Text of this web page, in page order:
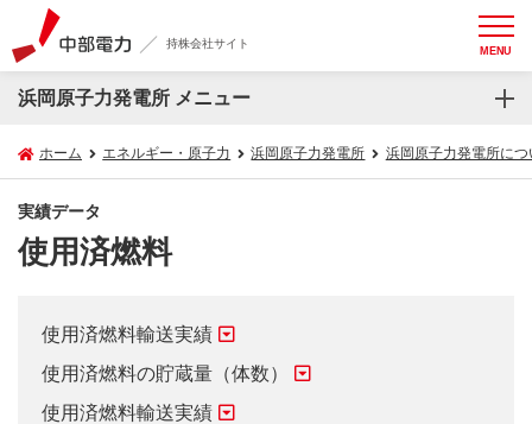
持株会社サイト MENU
浜岡原子力発電所 メニュー
ホーム エネルギー・原子力 浜岡原子力発電所 浜岡原子力発電所につ
実績データ
使用済燃料
使用済燃料輸送実績
使用済燃料の貯蔵量（体数）
使用済燃料輸送実績